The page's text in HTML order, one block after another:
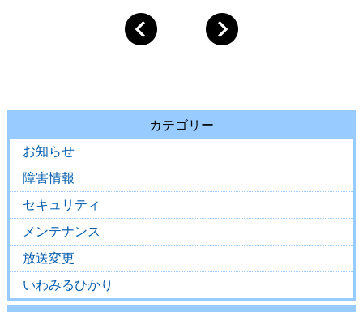
カテゴリー
お知らせ
障害情報
セキュリティ
メンテナンス
放送変更
いわみるひかり